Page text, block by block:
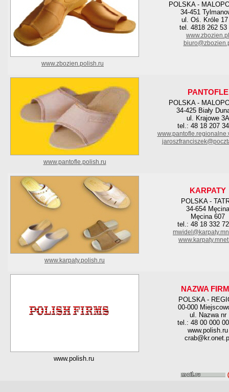
POLSKA -
34-451
ul. Oś. Króle 17
tel. 4818 262 53
www.zbozien.pl
www.zbozien.polish.ru
PANTOFLE
POLSKA -
34-425 Biały
ul. Krajowe 3A
tel.: 48 18 207
www.pantofle.polish.ru
KARPATY
POLSKA -
34-654 Męcina
Męcina 607
tel.: 48 18 332
www.karpaty.polish.ru
NAZWA
POLSKA -
00-000
ul. Nazwa nr
tel.: 48 00 000
www.polish.ru
www.polish.ru